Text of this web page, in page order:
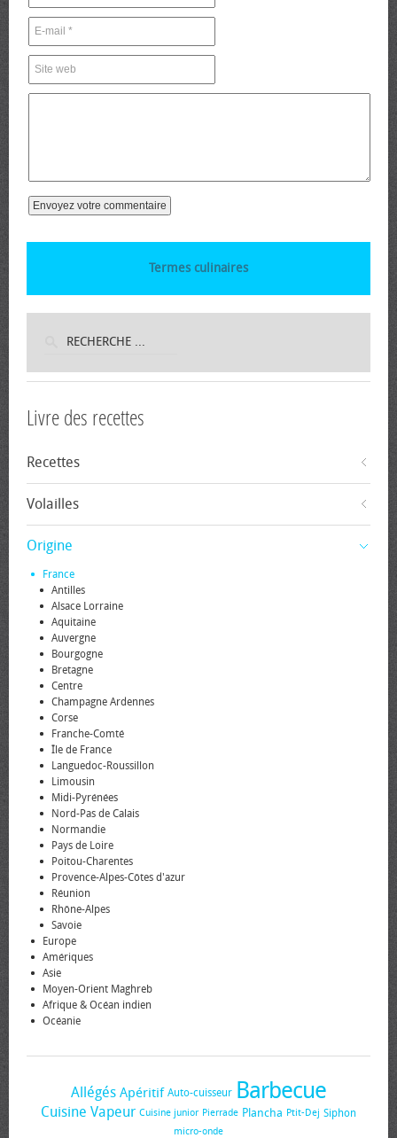
Termes culinaires
Livre des recettes
Recettes
Volailles
Origine
France
Antilles
Alsace Lorraine
Aquitaine
Auvergne
Bourgogne
Bretagne
Centre
Champagne Ardennes
Corse
Franche-Comté
Île de France
Languedoc-Roussillon
Limousin
Midi-Pyrénées
Nord-Pas de Calais
Normandie
Pays de Loire
Poitou-Charentes
Provence-Alpes-Côtes d'azur
Réunion
Rhône-Alpes
Savoie
Europe
Amériques
Asie
Moyen-Orient Maghreb
Afrique & Océan indien
Océanie
Allégés Apéritif Auto-cuisseur Barbecue
Cuisine Vapeur Cuisine junior Pierrade Plancha Ptit-Dej Siphon
micro-onde